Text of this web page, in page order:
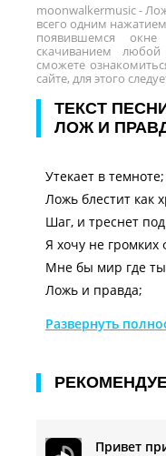
moonwalkermusic -
всего одним
появившемся
скачиванием
сможете
сайте, для этого
ТЕКСТ ПЕСНИ
ЛОЖ И
Утекает в темноте;
Ложь блестит как
Шаг, и треснет
Я хочу не громких
Мне бы мир где
Ложь и правда;
Развернуть
Привет